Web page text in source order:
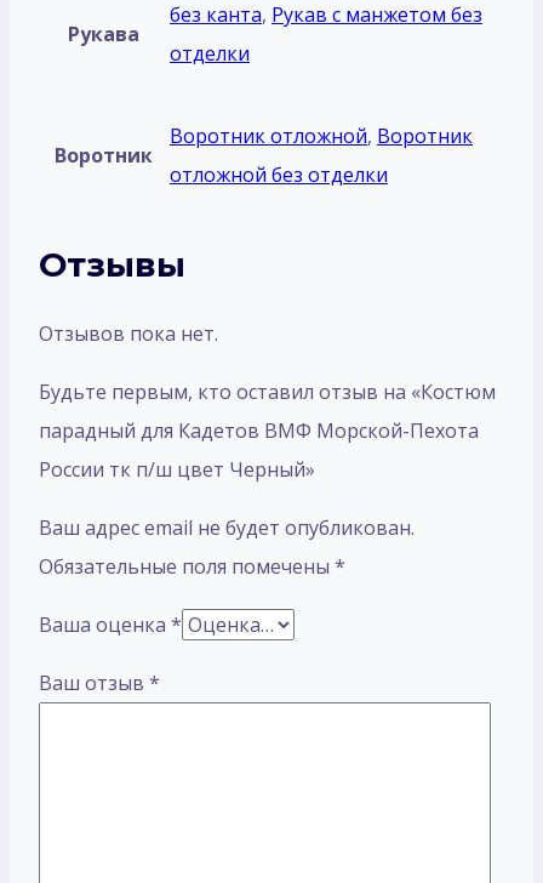
Рукава
без кантa, Рукав с манжетом без
отделки
Воротник
Воротник отложной, Воротник
отложной без отделки
Отзывы
Отзывов пока нет.
Будьте первым, кто оставил отзыв на «Костюм
парадный для Кадетов ВМФ Морской-Пехота
России тк п/ш цвет Черный»
Ваш адрес email не будет опубликован.
Обязательные поля помечены *
Ваша оценка *
Ваш отзыв *